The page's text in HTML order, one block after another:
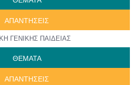
ΑΠΑΝΤΗΣΕΙΣ
ΓΕΝΙΚΗΣ ΠΑΙΔΕΙΑΣ
ΘΕΜΑΤΑ
ΑΠΑΝΤΗΣΕΙΣ